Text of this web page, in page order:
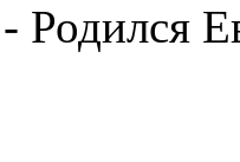
- Родился